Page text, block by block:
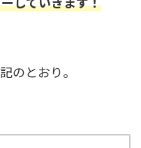
のとおり。